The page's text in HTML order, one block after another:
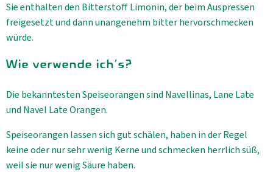
Sie enthalten den Bitterstoff Limonin, der beim Auspressen
freigesetzt und dann unangenehm bitter hervorschmecken
würde.
Wie verwende ich's?
Die bekanntesten Speiseorangen sind Navellinas, Lane Late
und Navel Late Orangen.
Speiseorangen lassen sich gut schälen, haben in der Regel
keine oder nur sehr wenig Kerne und schmecken herrlich süß,
weil sie nur wenig Säure haben.